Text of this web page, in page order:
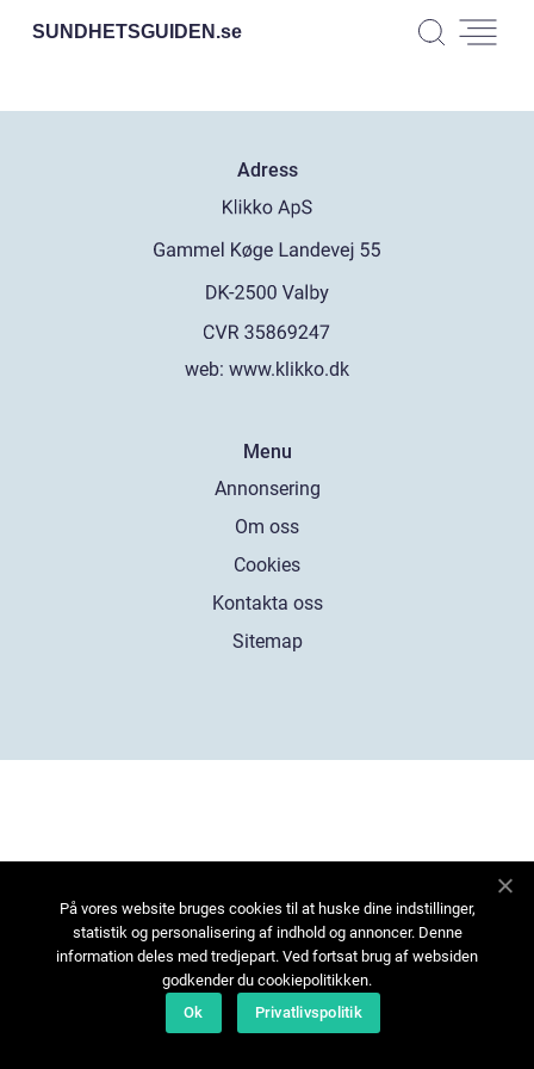
SUNDHETSGUIDEN.se
Adress
web: www.klikko.dk
Menu
Annonsering
Om oss
Cookies
Kontakta oss
Sitemap
På vores website bruges cookies til at huske dine indstillinger,
statistik og personalisering af indhold og annoncer. Denne
information deles med tredjepart. Ved fortsat brug af websiden
godkender du cookiepolitikken.
Ok
Privatlivspolitik